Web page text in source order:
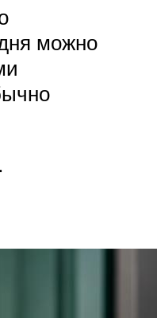
можно